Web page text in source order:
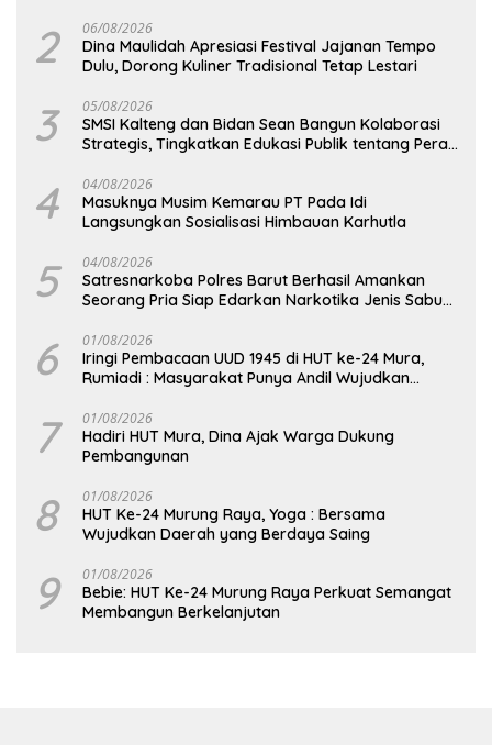
2 06/08/2026
Dina Maulidah Apresiasi Festival Jajanan Tempo
Dulu, Dorong Kuliner Tradisional Tetap Lestari
3 05/08/2026
SMSI Kalteng dan Bidan Sean Bangun Kolaborasi
Strategis, Tingkatkan Edukasi Publik tentang Peran
4 04/08/2026
Masuknya Musim Kemarau PT Pada Idi
Langsungkan Sosialisasi Himbauan Karhutla
5 04/08/2026
Satresnarkoba Polres Barut Berhasil Amankan
Seorang Pria Siap Edarkan Narkotika Jenis Sabu
6 01/08/2026
Iringi Pembacaan UUD 1945 di HUT ke-24 Mura,
Rumiadi : Masyarakat Punya Andil Wujudkan
7 01/08/2026
Hadiri HUT Mura, Dina Ajak Warga Dukung
Pembangunan
8 01/08/2026
HUT Ke-24 Murung Raya, Yoga : Bersama
Wujudkan Daerah yang Berdaya Saing
9 01/08/2026
Bebie: HUT Ke-24 Murung Raya Perkuat Semangat
Membangun Berkelanjutan